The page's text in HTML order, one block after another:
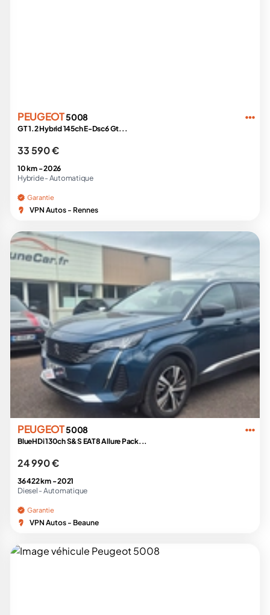
PEUGEOT5008
GT 1.2 Hybrid 145ch E-Dsc6 Gt...
33 590 €
10 km -2026
Hybride - Automatique
Garantie
VPN Autos - Rennes
PEUGEOT5008
BlueHDi 130ch S&S EAT8 Allure Pack...
24 990 €
36 422 km -2021
Diesel - Automatique
Garantie
VPN Autos - Beaune